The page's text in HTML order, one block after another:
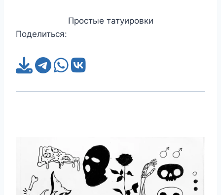
Простые татуировки
Поделиться: